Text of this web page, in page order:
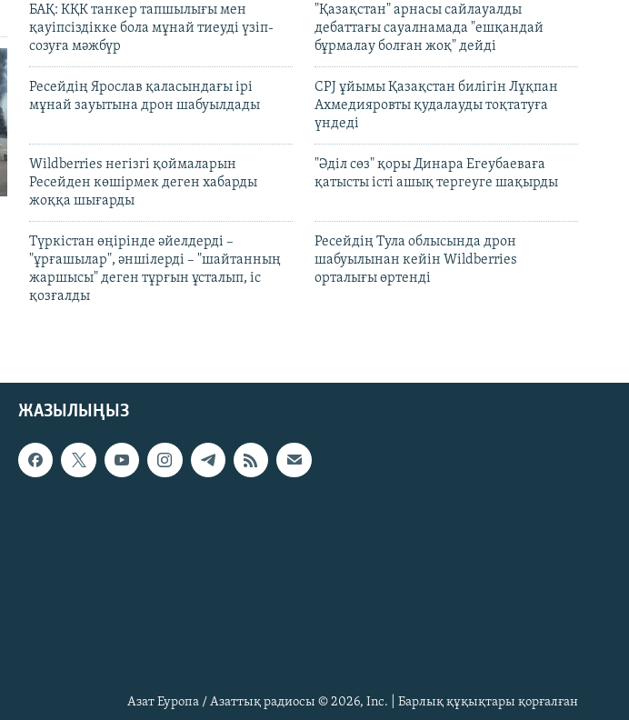
БАҚ: КҚК танкер тапшылығы мен
қауіпсіздікке бола мұнай тиеуді үзіп-
созуға мәжбүр
"Қазақстан" арнасы сайлауалды
дебаттағы сауалнамада "ешқандай
бұрмалау болған жоқ" дейді
Ресейдің Ярослав қаласындағы ірі
мұнай зауытына дрон шабуылдады
CPJ ұйымы Қазақстан билігін Лұқпан
Ахмедияровты қудалауды тоқтатуға
үндеді
Wildberries негізгі қоймаларын
Ресейден көшірмек деген хабарды
жоққа шығарды
"Әділ сөз" қоры Динара Егеубаеваға
қатысты істі ашық тергеуге шақырды
Түркістан өңірінде әйелдерді –
"ұрғашылар", әншілерді – "шайтанның
жаршысы" деген тұрғын ұсталып, іс
қозғалды
Ресейдің Тула облысында дрон
шабуылынан кейін Wildberries
орталығы өртенді
ЖАЗЫЛЫҢЫЗ
Азат Еуропа / Азаттық радиосы © 2026, Inc. | Барлық құқықтары қорғалған